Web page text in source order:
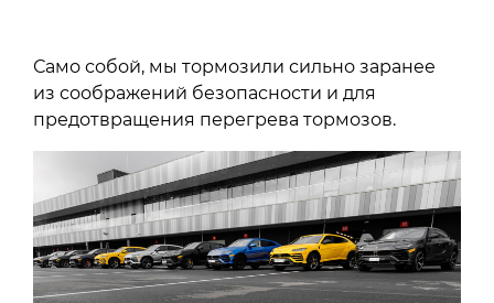
Само собой, мы тормозили сильно заранее
из соображений безопасности и для
предотвращения перегрева тормозов.